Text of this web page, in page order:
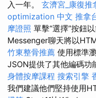
入一年。 玄濟宮_康復推
optimization 中文 推拿
摩證照 單擊“選擇”按鈕
Messenger聊天將以
竹東整骨推薦 使用標準
JSON提供了其他編碼功
身體按摩課程 搜索引擎
我們建議他們堅持使用